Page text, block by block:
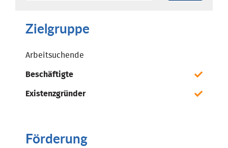
Zielgruppe
Arbeitsuchende
Beschäftigte
Existenzgründer
Förderung